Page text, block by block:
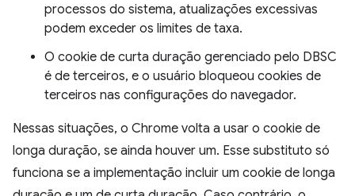
processos do sistema, atualizações excessivas
podem exceder os limites de taxa.
O cookie de curta duração gerenciado pelo DBSC
é de terceiros, e o usuário bloqueou cookies de
terceiros nas configurações do navegador.
Nessas situações, o Chrome volta a usar o cookie de
longa duração, se ainda houver um. Esse substituto só
funciona se a implementação incluir um cookie de longa